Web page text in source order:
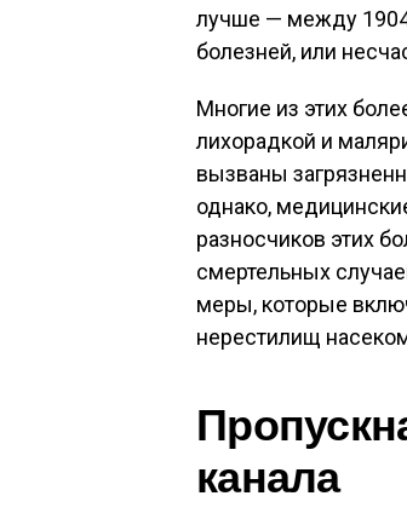
лучше — между 1904
болезней, или
Многие из этих
лихорадкой и
вызваны
однако,
разносчиков этих
смертельных
меры, которые
нерестилищ
канала